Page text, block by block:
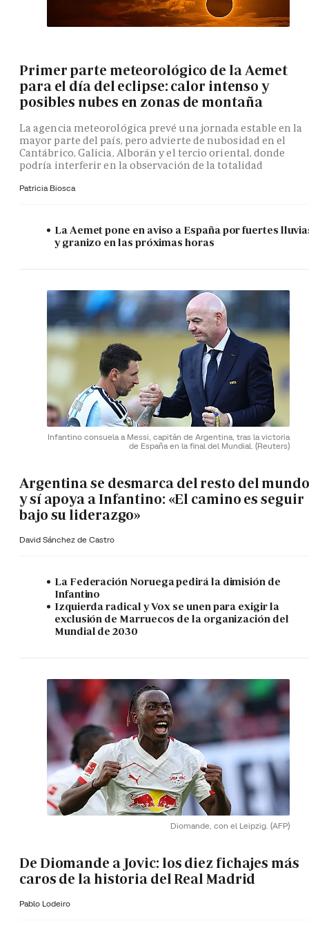
Primer parte meteorológico de la Aemet
para el día del eclipse: calor intenso y
posibles nubes en zonas de montaña
La agencia meteorológica prevé una jornada estable en la
mayor parte del país, pero advierte de nubosidad en el
Cantábrico, Galicia, Alborán y el tercio oriental, donde
podría interferir en la observación de la totalidad
Patricia Biosca
La Aemet pone en aviso a España por fuertes
y granizo en las próximas horas
Infantino consuela a Messi, capitán de Argentina, tras la victoria
de España en la final del Mundial. (Reuters)
Argentina se desmarca del resto del mundo
y sí apoya a Infantino: «El camino es seguir
bajo su liderazgo»
David Sánchez de Castro
La Federación Noruega pedirá la dimisión de
Infantino
Izquierda radical y Vox se unen para exigir la
exclusión de Marruecos de la organización del
Mundial de 2030
Diomande, con el Leipzig. (AFP)
De Diomande a Jovic: los diez fichajes más
caros de la historia del Real Madrid
Pablo Lodeiro